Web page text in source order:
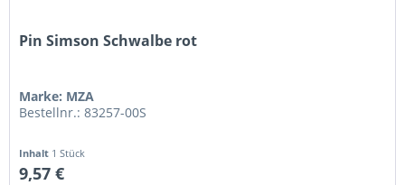
Pin Simson Schwalbe rot
Marke: MZA
Bestellnr.: 83257-00S
Inhalt 1 Stück
9,57 €